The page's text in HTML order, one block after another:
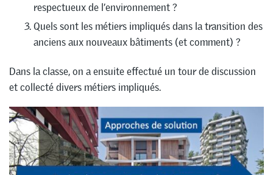
respectueux de l’environnement ?
Quels sont les métiers impliqués dans la transition des
anciens aux nouveaux bâtiments (et comment) ?
Dans la classe, on a ensuite effectué un tour de discussion
et collecté divers métiers impliqués.